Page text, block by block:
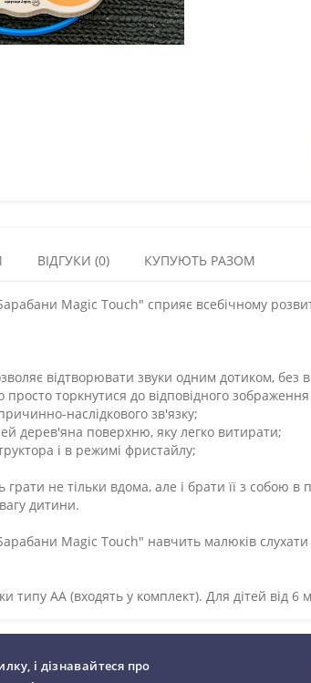
ВІДГУКИ (0) КУПУЮТЬ РАЗОМ
Magic Touch" сприяє всебічному
відтворювати звуки одним дотиком, без
торкнутися до відповідного
наслідкового зв'язку;
дерев'яна поверхню, яку легко витирати;
і в режимі фристайлу;
не тільки вдома, але і брати її з собою
дитини.
Magic Touch" навчить малюків
АА (входять у комплект). Для дітей від 6
і дізнавайтеся про